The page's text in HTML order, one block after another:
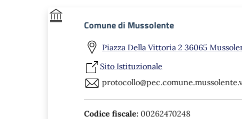
Comune di Mussolente
Piazza Della Vittoria 2 36065
Sito Istituzionale
Codice fiscale: 00262470248